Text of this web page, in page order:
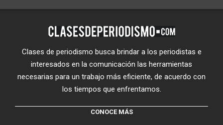
Clases de periodismo busca brindar a los periodistas e
interesados en la comunicación las herramientas
necesarias para un trabajo más eficiente, de acuerdo con
los tiempos que enfrentamos.
CONOCE MÁS